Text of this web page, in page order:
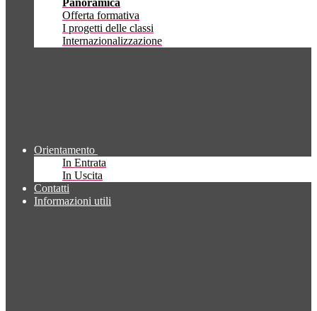
Panoramica
Offerta formativa
I progetti delle classi
Internazionalizzazione
Orientamento
In Entrata
In Uscita
Contatti
Informazioni utili